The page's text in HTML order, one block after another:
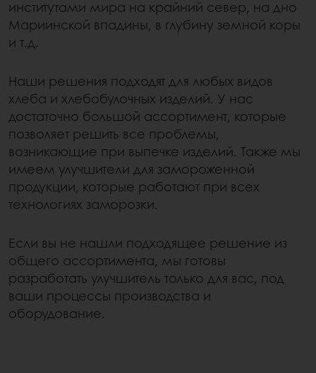
институтами мира на крайний север, на дно
Мариинской впадины, в глубину земной коры
и т.д.
Наши решения подходят для любых видов
хлеба и хлебобулочных изделий. У нас
достаточно большой ассортимент, которые
позволяет решить все проблемы,
возникающие при выпечке изделий. Также мы
имеем улучшители для замороженной
продукции, которые работают при всех
технологиях заморозки.
Если вы не нашли подходящее решение из
общего ассортимента, мы готовы
разработать улучшитель только для вас, под
ваши процессы производства и
оборудование.